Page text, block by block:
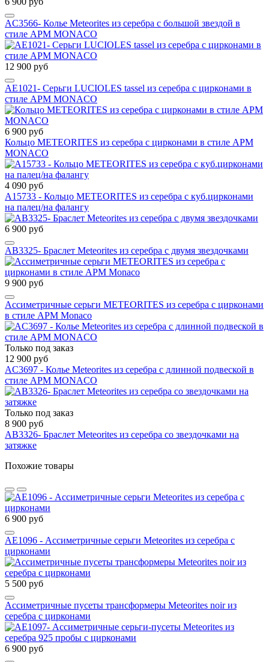
AC3566- Колье Meteorites из серебра с большой звездой в
стиле APM MONACO
12 900 руб
AE1021- Серьги LUCIOLES tassel из серебра с цирконами в
стиле APM MONACO
6 900 руб
Кольцо METEORITES из серебра с цирконами в стиле APM
MONACO
4 090 руб
A15733 - Кольцо METEORITES из серебра с куб.цирконами
на палец/на фалангу
6 900 руб
AB3325- Браслет Meteorites из серебра с двумя звездочками
9 900 руб
Ассиметричные серьги METEORITES из серебра с цирконами
в стиле APM Monaco
Только под заказ
12 900 руб
AC3697 - Колье Meteorites из серебра с длинной подвеской в
стиле APM MONACO
Только под заказ
8 900 руб
AB3326- Браслет Meteorites из серебра со звездочками на
затяжке
Похожие товары
6 900 руб
AE1096 - Ассиметричные серьги Meteorites из серебра с
цирконами
5 500 руб
Ассиметричные пусеты трансформеры Meteorites noir из
серебра с цирконами
6 900 руб